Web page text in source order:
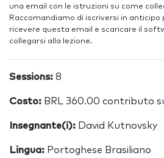
una email con le istruzioni su come
Raccomandiamo di iscriversi in anticipo
ricevere questa email e scaricare il
collegarsi alla lezione.
Sessions: 8
Costo: BRL 360.00 contributo
Insegnante(i): David Kutnovsky
Lingua: Portoghese Brasiliano